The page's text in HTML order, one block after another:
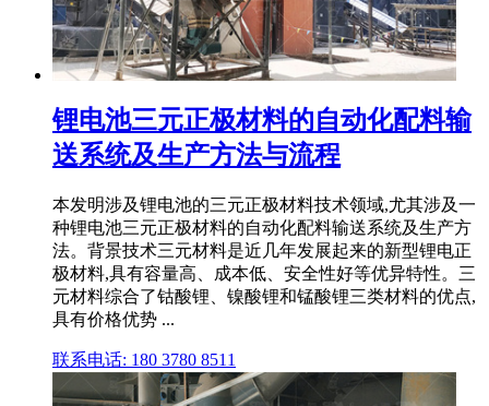
锂电池三元正极材料的自动化配料输
送系统及生产方法与流程
本发明涉及锂电池的三元正极材料技术领域,尤其涉及一
种锂电池三元正极材料的自动化配料输送系统及生产方
法。背景技术三元材料是近几年发展起来的新型锂电正
极材料,具有容量高、成本低、安全性好等优异特性。三
元材料综合了钴酸锂、镍酸锂和锰酸锂三类材料的优点,
具有价格优势 ...
联系电话: 180 3780 8511